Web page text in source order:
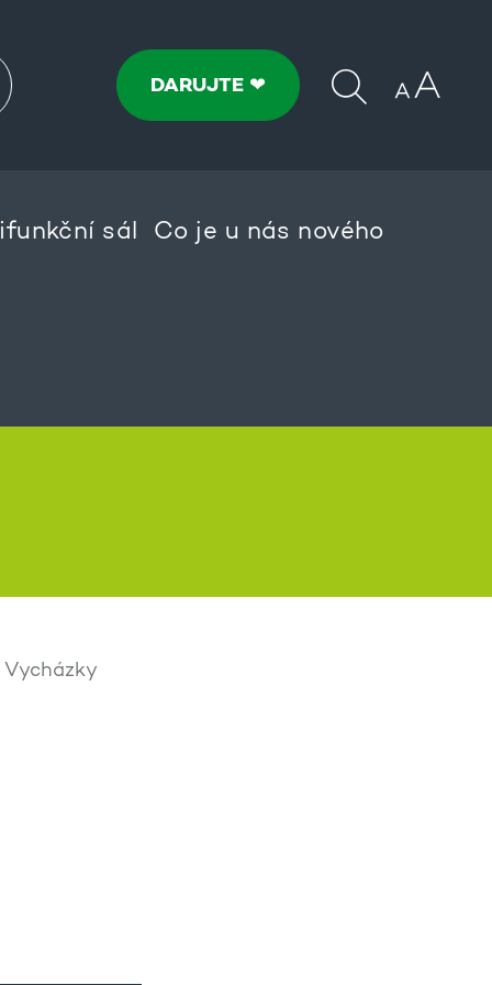
DARUJTE ❤
sál Co je u nás nového
Vycházky